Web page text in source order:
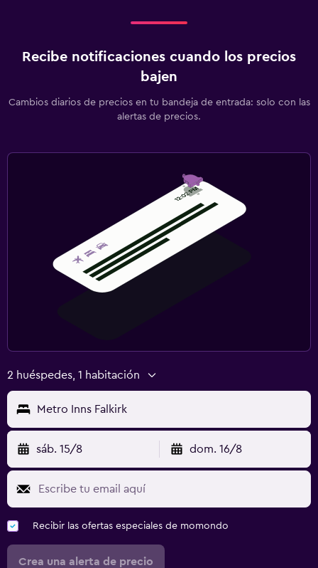
Recibe notificaciones cuando los precios
bajen
Cambios diarios de precios en tu bandeja de entrada: solo con las
alertas de precios.
2 huéspedes, 1 habitación
Metro Inns Falkirk
sáb. 15/8 dom. 16/8
Recibir las ofertas especiales de momondo
Crea una alerta de precio